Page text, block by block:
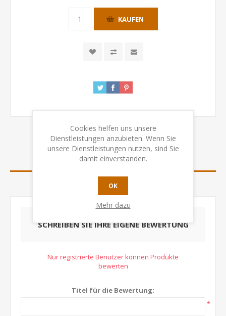
KAUFEN
BEWERTUNGEN
KONTAKTIEREN SIE UNS
SCHREIBEN SIE IHRE EIGENE BEWERTUNG
Nur registrierte Benutzer können Produkte
bewerten
Titel für die Bewertung:
*
Cookies helfen uns unsere
Dienstleistungen anzubieten. Wenn Sie
unsere Dienstleistungen nutzen, sind Sie
damit einverstanden.
OK
Mehr dazu